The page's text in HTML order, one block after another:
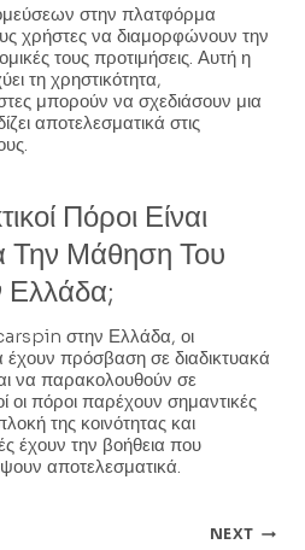
στην πλατφόρμα
χρήστες να διαμορφώνουν την
τους προτιμήσεις. Αυτή η
τη χρηστικότητα,
μπορούν να σχεδιάσουν μια
αποτελεσματικά στις
Πόροι Είναι
Την Μάθηση Του
στην Ελλάδα, οι
πρόσβαση σε διαδικτυακά
να παρακολουθούν σε
οι πόροι παρέχουν σημαντικές
της κοινότητας και
έχουν την βοήθεια που
αποτελεσματικά.
NEXT